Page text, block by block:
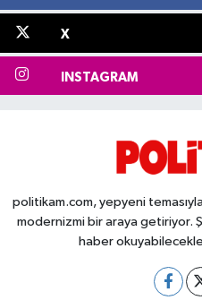
X
INSTAGRAM
politikam.com, yepyeni
modernizmi bir araya getiriyor.
haber